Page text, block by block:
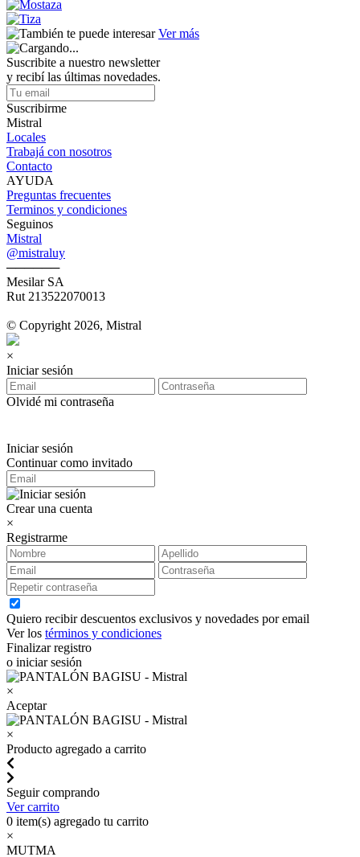
Ver más
Suscribite a nuestro newsletter
y recibí las últimas novedades.
Suscribirme
Mistral
Locales
Trabajá con nosotros
Contacto
AYUDA
Preguntas frecuentes
Terminos y condiciones
Seguinos
Mistral
@mistraluy
──────
Mesilar SA
Rut 213522070013
© Copyright 2026, Mistral
×
Iniciar sesión
Olvidé mi contraseña
Iniciar sesión
Continuar como invitado
Crear una cuenta
×
Registrarme
Quiero recibir descuentos exclusivos y novedades por email
Ver los términos y condiciones
Finalizar registro
o iniciar sesión
×
Aceptar
×
Producto agregado a carrito
Seguir comprando
Ver carrito
0 item(s) agregado tu carrito
×
MUTMA